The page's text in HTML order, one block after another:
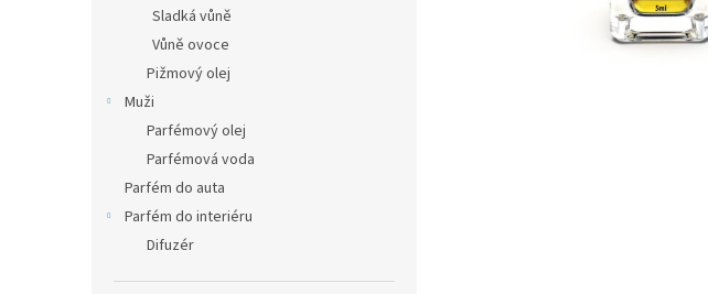
Sladká vůně
Vůně ovoce
Pižmový olej
Muži
Parfémový olej
Parfémová voda
Parfém do auta
Parfém do interiéru
Difuzér